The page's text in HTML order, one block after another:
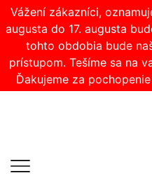
Vážení zákazníci,
augusta do 17. augusta
tohto obdobia bude
prístupom. Tešíme sa na
Ďakujeme za